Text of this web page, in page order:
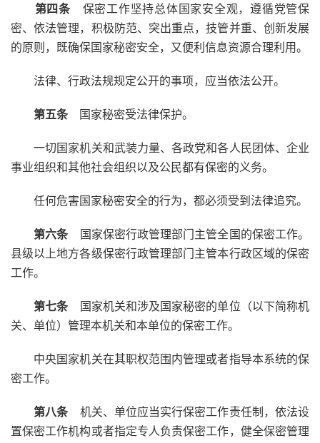
第四条保密工作坚持总体国家安全观，遵循党管保
密、依法管理，积极防范、突出重点，技管并重、创新发展
的原则，既确保国家秘密安全，又便利信息资源合理利用。
法律、行政法规规定公开的事项，应当依法公开。
第五条国家秘密受法律保护。
一切国家机关和武装力量、各政党和各人民团体、企业
事业组织和其他社会组织以及公民都有保密的义务。
任何危害国家秘密安全的行为，都必须受到法律追究。
第六条国家保密行政管理部门主管全国的保密工作。
县级以上地方各级保密行政管理部门主管本行政区域的保密
工作。
第七条国家机关和涉及国家秘密的单位（以下简称机
关、单位）管理本机关和本单位的保密工作。
中央国家机关在其职权范围内管理或者指导本系统的保
密工作。
第八条机关、单位应当实行保密工作责任制，依法设
置保密工作机构或者指定专人负责保密工作，健全保密管理